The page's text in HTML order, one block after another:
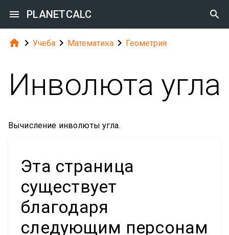
 PLANETCALC 
  Учеба  Математика  Геометрия
Инволюта угла
Вычисление инволюты угла.
Эта страница
существует
благодаря
следующим персонам